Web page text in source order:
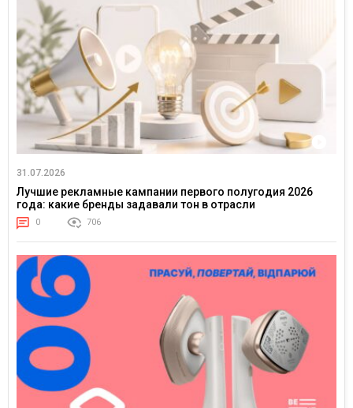
31.07.2026
Лучшие рекламные кампании первого полугодия 2026
года: какие бренды задавали тон в отрасли
0 706